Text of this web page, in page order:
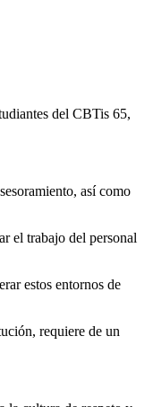
del CBTis 65,
así como
el trabajo del personal
estos entornos de
requiere de un